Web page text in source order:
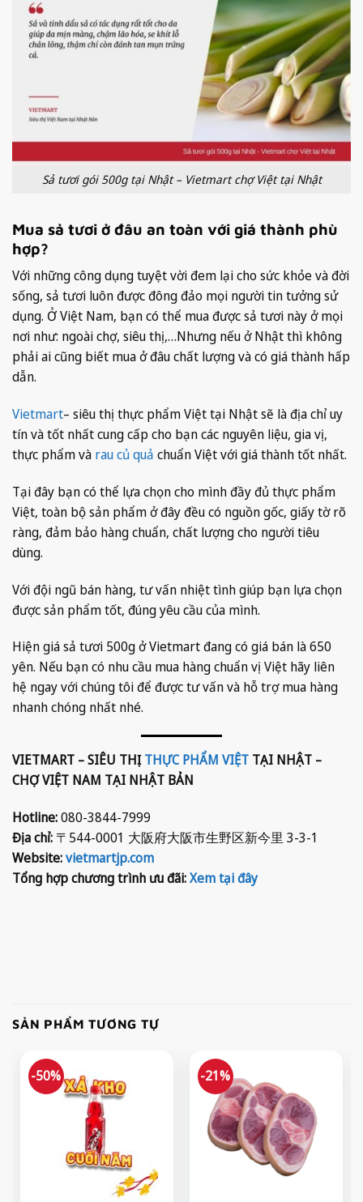
Sả tươi gói 500g tại Nhật – Vietmart chợ Việt tại Nhật
Mua sả tươi ở đâu an toàn với giá thành phù
hợp?
Với những công dụng tuyệt vời đem lại cho sức khỏe và đời
sống, sả tươi luôn được đông đảo mọi người tin tưởng sử
dụng. Ở Việt Nam, bạn có thể mua được sả tươi này ở mọi
nơi như: ngoài chợ, siêu thị,…Nhưng nếu ở Nhật thì không
phải ai cũng biết mua ở đâu chất lượng và có giá thành hấp
dẫn.
Vietmart– siêu thị thực phẩm Việt tại Nhật sẽ là địa chỉ uy
tín và tốt nhất cung cấp cho bạn các nguyên liệu, gia vị,
thực phẩm và rau củ quả chuẩn Việt với giá thành tốt nhất.
Tại đây bạn có thể lựa chọn cho mình đầy đủ thực phẩm
Việt, toàn bộ sản phẩm ở đây đều có nguồn gốc, giấy tờ rõ
ràng, đảm bảo hàng chuẩn, chất lượng cho người tiêu
dùng.
Với đội ngũ bán hàng, tư vấn nhiệt tình giúp bạn lựa chọn
được sản phẩm tốt, đúng yêu cầu của mình.
Hiện giá sả tươi 500g ở Vietmart đang có giá bán là 650
yên. Nếu bạn có nhu cầu mua hàng chuẩn vị Việt hãy liên
hệ ngay với chúng tôi để được tư vấn và hỗ trợ mua hàng
nhanh chóng nhất nhé.
VIETMART – SIÊU THỊTHỰC PHẨM VIỆT TẠI NHẬT –
CHỢ VIỆT NAM TẠI NHẬT BẢN
Hotline:080-3844-7999
Địa chỉ: 〒544-0001 大阪府大阪市生野区新今里 3-3-1
Website:vietmartjp.com
Tổng hợp chương trình ưu đãi:Xem tại đây
SẢN PHẨM TƯƠNG TỰ
-50% -21%